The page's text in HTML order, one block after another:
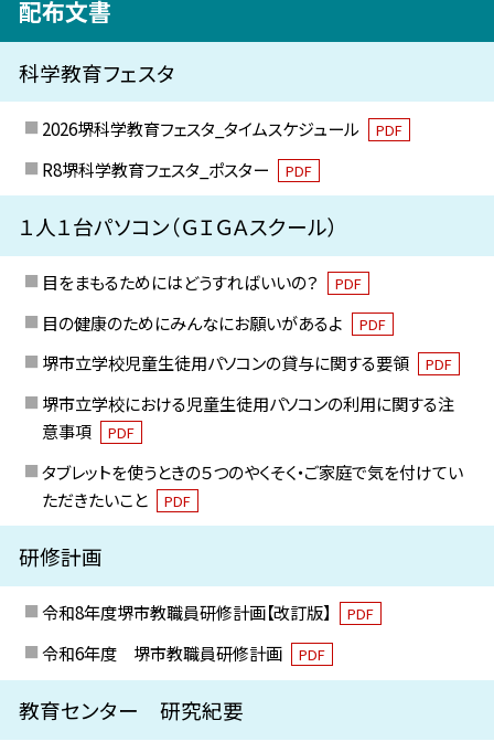
配布文書
科学教育フェスタ
2026堺科学教育フェスタ_タイムスケジュール PDF
R8堺科学教育フェスタ_ポスター PDF
１人１台パソコン（ＧＩＧＡスクール）
目をまもるためにはどうすればいいの？ PDF
目の健康のためにみんなにお願いがあるよ PDF
堺市立学校児童生徒用パソコンの貸与に関する要領 PDF
堺市立学校における児童生徒用パソコンの利用に関する注
意事項
PDF
タブレットを使うときの５つのやくそく・ご家庭で気を付けてい
ただきたいこと
PDF
研修計画
令和8年度堺市教職員研修計画【改訂版】 PDF
令和6年度 堺市教職員研修計画 PDF
教育センター 研究紀要